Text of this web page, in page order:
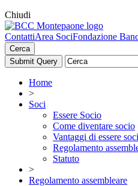
Chiudi
ContattiArea SociFondazione
Cerca
Home
>
Soci
Essere Socio
Come diventare socio
Vantaggi di essere
Regolamento
Statuto
>
Regolamento assembleare